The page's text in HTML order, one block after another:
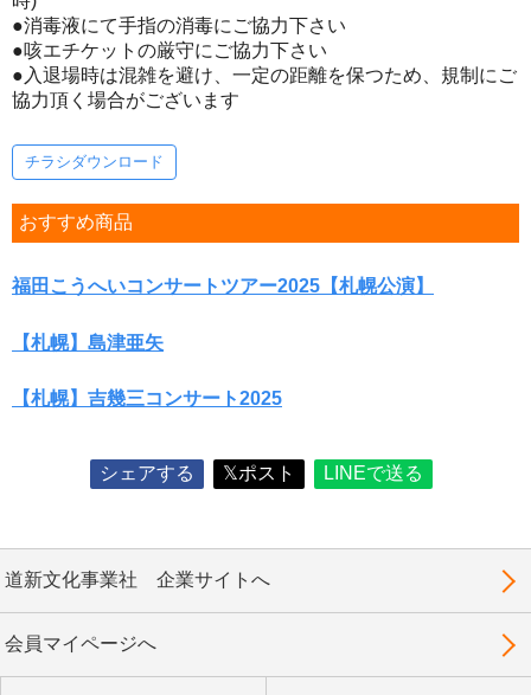
●消毒液にて手指の消毒にご協力下さい
●咳エチケットの厳守にご協力下さい
●入退場時は混雑を避け、一定の距離を保つため、規制にご
協力頂く場合がございます
チラシダウンロード
おすすめ商品
福田こうへいコンサートツアー2025【札幌公演】
【札幌】島津亜矢
【札幌】吉幾三コンサート2025
シェアする 𝕏ポスト LINEで送る
道新文化事業社 企業サイトへ
会員マイページへ